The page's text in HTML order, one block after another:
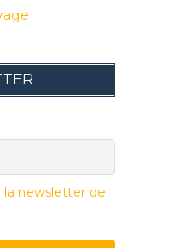
newsletter de